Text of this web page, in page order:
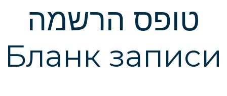
טופס הרשמה
Бланк записи